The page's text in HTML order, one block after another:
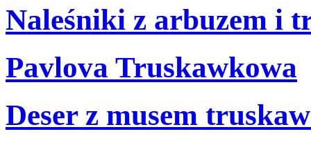
Naleśniki z arbuzem i
Pavlova Truskawkowa
Deser z musem